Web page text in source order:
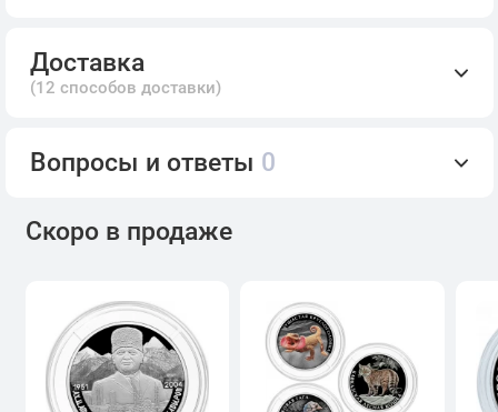
Доставка
(12 способов доставки)
Вопросы и ответы 0
Скоро в продаже